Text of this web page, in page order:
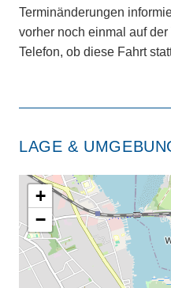
Terminänderungen
vorher noch einmal auf
Telefon, ob diese Fahrt
LAGE &
+
−